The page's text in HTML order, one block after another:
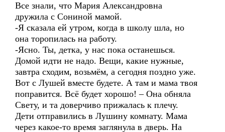
Все знали, что Мария Александровна
дружила с Сониной мамой.
-Я сказала ей утром, когда в школу шла, но
она торопилась на работу.
-Ясно. Ты, детка, у нас пока останешься.
Домой идти не надо. Вещи, какие нужные,
завтра сходим, возьмём, а сегодня поздно уже.
Вот с Лушей вместе будете. А там и мама твоя
поправится. Всё будет хорошо! – Она обняла
Свету, и та доверчиво прижалась к плечу.
Дети отправились в Лушину комнату. Мама
через какое-то время заглянула в дверь. На